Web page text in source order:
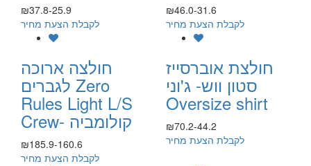
₪46.0-31.6
לקבלת הצעת מחיר
₪37.8-25.9
לקבלת הצעת מחיר
חולצת אוברסייז
סטון ווש- ג'וני
Oversize shirt
₪70.2-44.2
לקבלת הצעת מחיר
חולצה ארוכה
לגברים Zero
Rules Light L/S
Crew- קולומביה
₪185.9-160.6
לקבלת הצעת מחיר